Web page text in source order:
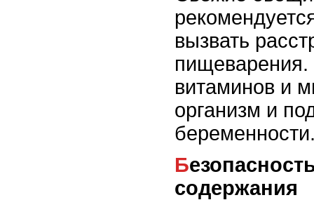
вызвать
витаминов и
организм и
Безопасность и условия
содержания